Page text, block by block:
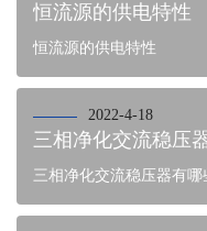
恒流源的供电特性
恒流源的供电特性
2022-4-18
三相净化交流稳压
三相净化交流稳压器有哪